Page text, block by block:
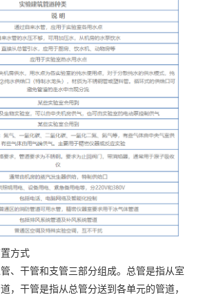
方式
干管和支管三部分组成。总管是指从室
，干管是指从总管分送到各单元的管道，